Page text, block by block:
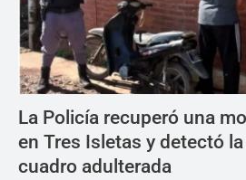
La Policía recuperó una
en Tres Isletas y detectó
cuadro adulterada